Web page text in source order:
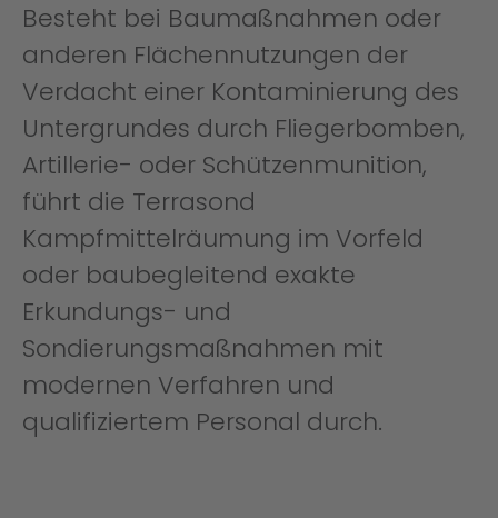
Besteht bei Baumaßnahmen oder
anderen Flächennutzungen der
Verdacht einer Kontaminierung des
Untergrundes durch Fliegerbomben,
Artillerie- oder Schützenmunition,
führt die Terrasond
Kampfmittelräumung im Vorfeld
oder baubegleitend exakte
Erkundungs- und
Sondierungsmaßnahmen mit
modernen Verfahren und
qualifiziertem Personal durch.